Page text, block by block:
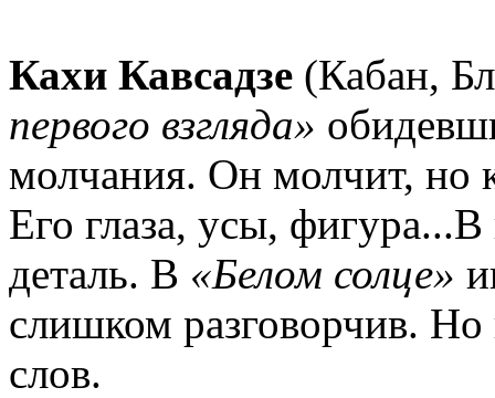
Кахи Кавсадзе (Кабан,
первого взгляда»
молчания. Он молчит, но
Его глаза, усы,
деталь. В «Белом солце»
слишком разговорчив. Но
слов.